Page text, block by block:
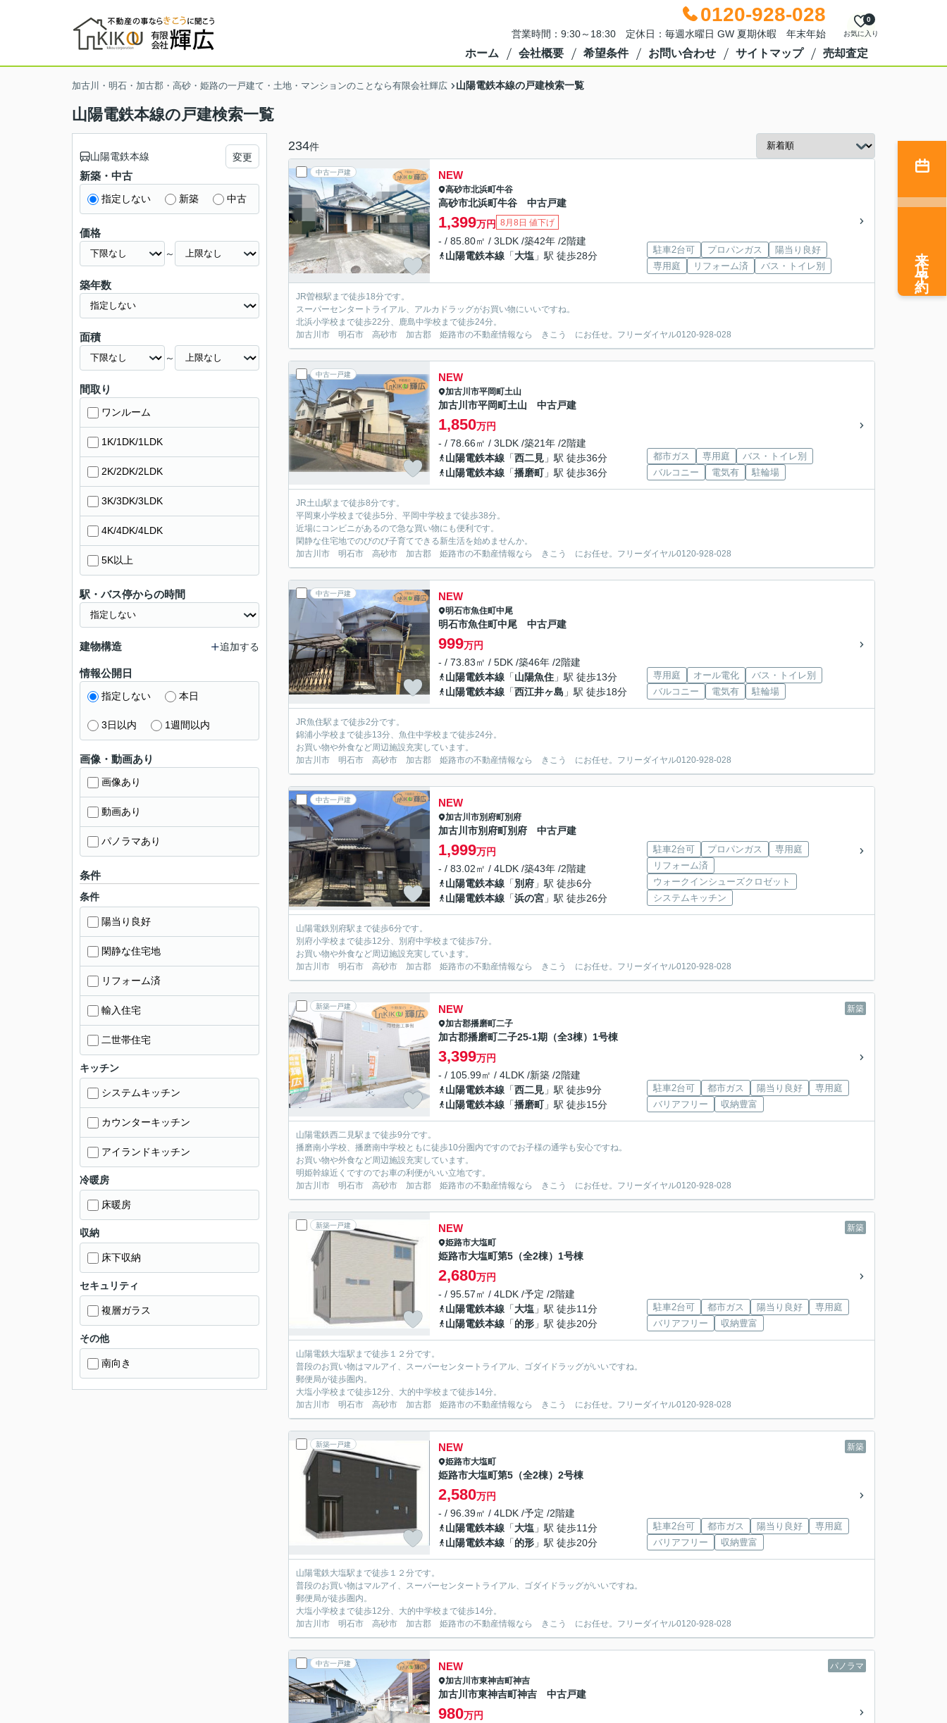
0120-928-028
営業時間：9:30～18:30 定休日：毎週水曜日 GW 夏期休暇 年末年始 お気に入り
0
ホーム 会社概要 希望条件 お問い合わせ サイトマップ 売却査定
加古川・明石・加古郡・高砂・姫路の一戸建て・土地・マンションのことなら有限会社輝広 山陽電鉄本線の戸建検索一覧
山陽電鉄本線の戸建検索一覧
234件
中古一戸建 NEW
高砂市北浜町牛谷
高砂市北浜町牛谷 中古戸建
1,399万円 8月8日 値下げ
- / 85.80㎡ / 3LDK /築42年 /2階建
山陽電鉄本線 「大塩 」駅 徒歩28分
駐車2台可 プロパンガス
陽当り良好
専用庭
リフォーム済 バス・トイレ別
JR曽根駅まで徒歩18分です。
スーパーセンタートライアル、アルカドラッグがお買い物にいいですね。
北浜小学校まで徒歩22分、鹿島中学校まで徒歩24分。
加古川市 明石市 高砂市 加古郡 姫路市の不動産情報なら きこう にお任せ。フリーダイヤル0120-928-028
中古一戸建 NEW
加古川市平岡町土山
加古川市平岡町土山 中古戸建
1,850万円
- / 78.66㎡ / 3LDK /築21年 /2階建
山陽電鉄本線 「西二見 」駅 徒歩36分
山陽電鉄本線 「播磨町」駅 徒歩36分
都市ガス 専用庭
バス・トイレ別
バルコニー
電気有 駐輪場
JR土山駅まで徒歩8分です。
平岡東小学校まで徒歩5分、平岡中学校まで徒歩38分。
近場にコンビニがあるので急な買い物にも便利です。
閑静な住宅地でのびのび子育てできる新生活を始めませんか。
加古川市 明石市 高砂市 加古郡 姫路市の不動産情報なら きこう にお任せ。フリーダイヤル0120-928-028
中古一戸建 NEW
明石市魚住町中尾
明石市魚住町中尾 中古戸建
999万円
- / 73.83㎡ / 5DK /築46年 /2階建
山陽電鉄本線 「山陽魚住 」駅 徒歩13分
山陽電鉄本線 「西江井ヶ島 」駅 徒歩18分
専用庭 オール電化
バス・トイレ別
バルコニー
電気有 駐輪場
JR魚住駅まで徒歩2分です。
錦浦小学校まで徒歩13分、魚住中学校まで徒歩24分。
お買い物や外食など周辺施設充実しています。
加古川市 明石市 高砂市 加古郡 姫路市の不動産情報なら きこう にお任せ。フリーダイヤル0120-928-028
中古一戸建 NEW
加古川市別府町別府
加古川市別府町別府 中古戸建
1,999万円
- / 83.02㎡ / 4LDK /築43年 /2階建
山陽電鉄本線 「別府 」駅 徒歩6分
山陽電鉄本線 「浜の宮 」駅 徒歩26分
駐車2台可 プロパンガス
専用庭
リフォーム済
ウォークインシューズクロゼット
システムキッチン
山陽電鉄別府駅まで徒歩6分です。
別府小学校まで徒歩12分、別府中学校まで徒歩7分。
お買い物や外食など周辺施設充実しています。
加古川市 明石市 高砂市 加古郡 姫路市の不動産情報なら きこう にお任せ。フリーダイヤル0120-928-028
新築一戸建 新築
NEW
加古郡播磨町二子
加古郡播磨町二子25-1期（全3棟）1号棟
3,399万円
- / 105.99㎡ / 4LDK /新築 /2階建
山陽電鉄本線 「西二見 」駅 徒歩9分
山陽電鉄本線 「播磨町」駅 徒歩15分
駐車2台可 都市ガス 陽当り良好
専用庭
バリアフリー
収納豊富
山陽電鉄西二見駅まで徒歩9分です。
播磨南小学校、播磨南中学校ともに徒歩10分圏内ですのでお子様の通学も安心ですね。
お買い物や外食など周辺施設充実しています。
明姫幹線近くですのでお車の利便がいい立地です。
加古川市 明石市 高砂市 加古郡 姫路市の不動産情報なら きこう にお任せ。フリーダイヤル0120-928-028
新築一戸建 新築
NEW
姫路市大塩町
姫路市大塩町第5（全2棟）1号棟
2,680万円
- / 95.57㎡ / 4LDK /予定 /2階建
山陽電鉄本線 「大塩 」駅 徒歩11分
山陽電鉄本線 「的形 」駅 徒歩20分
駐車2台可 都市ガス 陽当り良好
専用庭
バリアフリー
収納豊富
山陽電鉄大塩駅まで徒歩１２分です。
普段のお買い物はマルアイ、スーパーセンタートライアル、ゴダイドラッグがいいですね。
郵便局が徒歩圏内。
大塩小学校まで徒歩12分、大的中学校まで徒歩14分。
加古川市 明石市 高砂市 加古郡 姫路市の不動産情報なら きこう にお任せ。フリーダイヤル0120-928-028
新築一戸建 新築
NEW
姫路市大塩町
姫路市大塩町第5（全2棟）2号棟
2,580万円
- / 96.39㎡ / 4LDK /予定 /2階建
山陽電鉄本線 「大塩 」駅 徒歩11分
山陽電鉄本線 「的形 」駅 徒歩20分
駐車2台可 都市ガス 陽当り良好
専用庭
バリアフリー
収納豊富
山陽電鉄大塩駅まで徒歩１２分です。
普段のお買い物はマルアイ、スーパーセンタートライアル、ゴダイドラッグがいいですね。
郵便局が徒歩圏内。
大塩小学校まで徒歩12分、大的中学校まで徒歩14分。
加古川市 明石市 高砂市 加古郡 姫路市の不動産情報なら きこう にお任せ。フリーダイヤル0120-928-028
中古一戸建 パノラマ
NEW
加古川市東神吉町神吉
加古川市東神吉町神吉 中古戸建
980万円
山陽電鉄本線 変更
新築・中古
指定しない 新築 中古
価格
～
築年数
面積
～
間取り
ワンルーム
1K/1DK/1LDK
2K/2DK/2LDK
3K/3DK/3LDK
4K/4DK/4LDK
5K以上
駅・バス停からの時間
建物構造 追加する
情報公開日
指定しない 本日
3日以内 1週間以内
画像・動画あり
画像あり
動画あり
パノラマあり
条件
条件
陽当り良好
閑静な住宅地
リフォーム済
輸入住宅
二世帯住宅
キッチン
システムキッチン
カウンターキッチン
アイランドキッチン
冷暖房
床暖房
収納
床下収納
セキュリティ
複層ガラス
その他
南向き
来店予約